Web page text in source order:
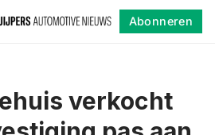
Abonneren
verkocht